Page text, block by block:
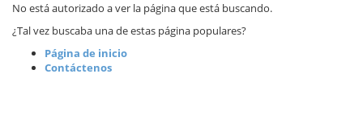
No está autorizado a ver la página que está buscando.
¿Tal vez buscaba una de estas página populares?
Página de inicio
Contáctenos